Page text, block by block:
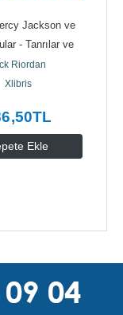
Ekle
Jackson ve
- Tanrılar ve
Rehberi...
Riordan
Xlibris
,50TL